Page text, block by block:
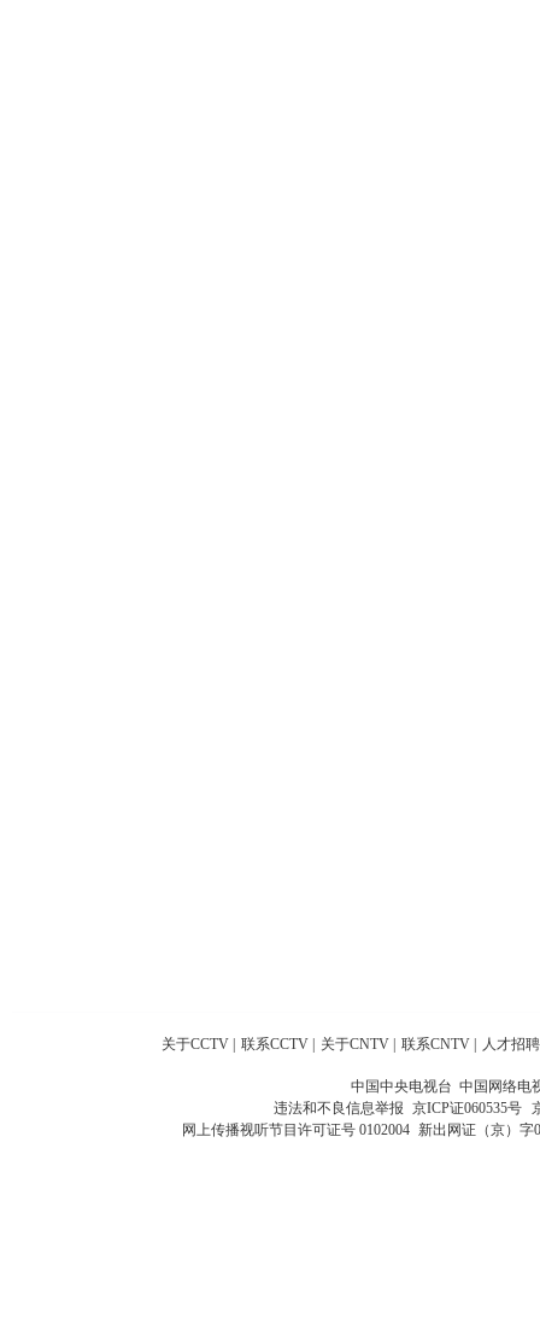
关于CCTV 联系CCTV 关于CNTV 联系CNTV 人才招聘
中国中央电视台 中国网络电
违法和不良信息举报 京ICP证060535号
网上传播视听节目许可证号 0102004 新出网证（京）